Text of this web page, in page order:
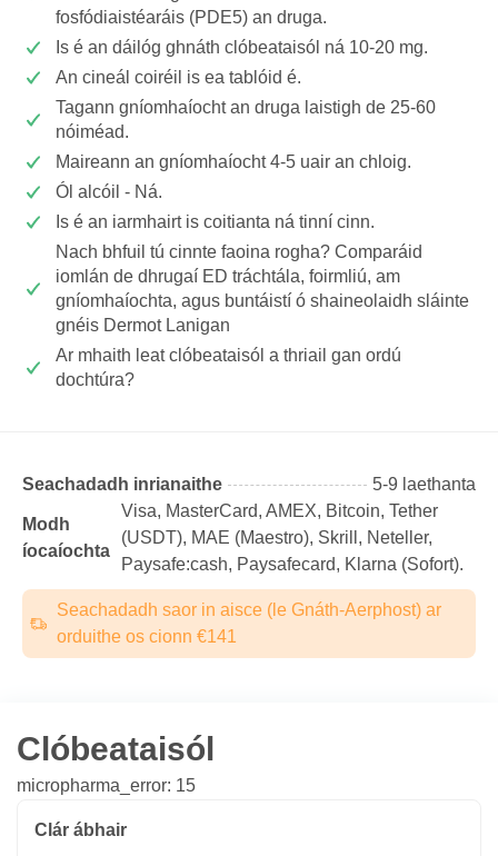
fosfódiaistéaráis (PDE5) an druga.
Is é an dáilóg ghnáth clóbeataisól ná 10-20 mg.
An cineál coiréil is ea tablóid é.
Tagann gníomhaíocht an druga laistigh de 25-60
nóiméad.
Maireann an gníomhaíocht 4-5 uair an chloig.
Ól alcóil - Ná.
Is é an iarmhairt is coitianta ná tinní cinn.
Nach bhfuil tú cinnte faoina rogha? Comparáid
iomlán de dhrugaí ED tráchtála, foirmliú, am
gníomhaíochta, agus buntáistí ó shaineolaidh sláinte
gnéis Dermot Lanigan
Ar mhaith leat clóbeataisól a thriail gan ordú
dochtúra?
Seachadadh inrianaithe 5-9 laethanta
Modh
íocaíochta
Visa, MasterCard, AMEX, Bitcoin, Tether
(USDТ), MAE (Maestro), Skrill, Neteller,
Paysafe:cash, Paysafecard, Klarna (Sofort).
Seachadadh saor in aisce (le Gnáth-Aerphost) ar
orduithe os cionn €141
Clóbeataisól
micropharma_error: 15
Clár ábhair